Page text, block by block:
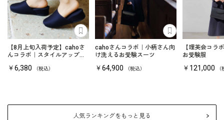
あとで見る
【8月上旬入荷予定】cahoさ
んコラボ｜スタイルアップの
￥6,380 （税込）
あとで見る
cahoさんコラボ｜小柄さん向
け洗えるお受験スーツ
￥64,900 （税込）
【理英会コラ
お受験服
￥121,000
人気ランキングをもっと見る